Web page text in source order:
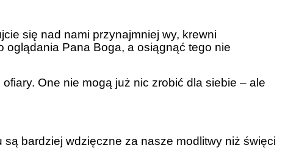
się nad nami przynajmniej wy, krewni
oglądania Pana Boga, a osiągnąć tego nie
One nie mogą już nic zrobić dla siebie – ale
są bardziej wdzięczne za nasze modlitwy niż święci